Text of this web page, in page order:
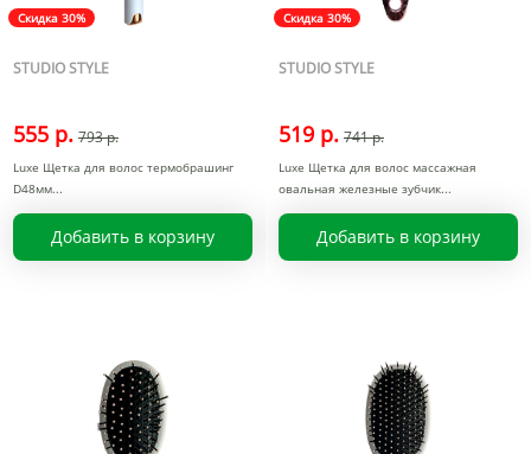
Скидка 30%
STUDIO STYLE
555 р. 793 р.
Luxe Щетка для волос термобрашинг
D48мм
Добавить в корзину
Скидка 30%
STUDIO STYLE
519 р. 741 р.
Luxe Щетка для волос массажная
овальная железные зубчик
Добавить в корзину